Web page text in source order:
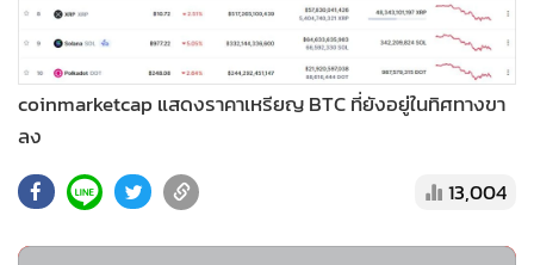
coinmarketcap แสดงราคาเหรียญ BTC ที่ยังอยู่ในทิศทางขา
ลง
13,004